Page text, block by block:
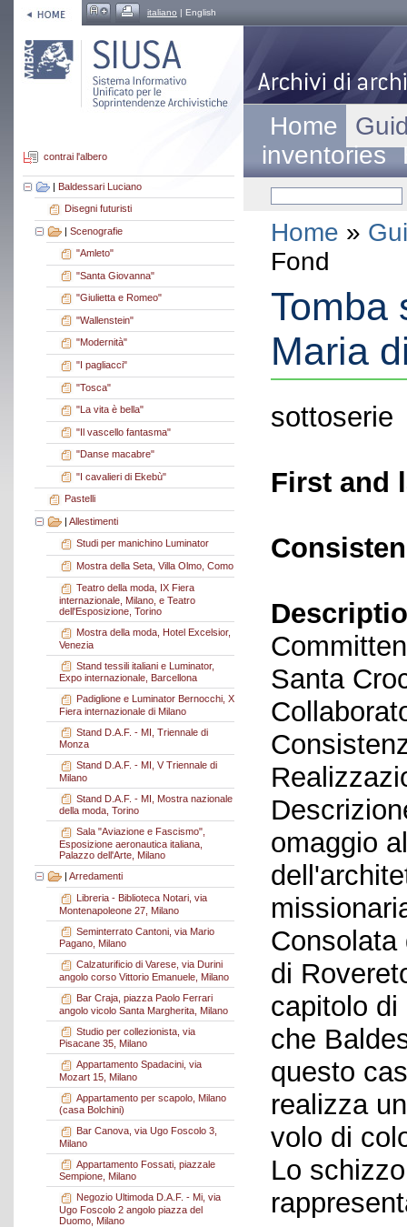
italiano | English
contrai l'albero
| Baldessari Luciano
Disegni futuristi
| Scenografie
"Amleto"
"Santa Giovanna"
"Giulietta e Romeo"
"Wallenstein"
"Modernità"
"I pagliacci"
"Tosca"
"La vita è bella"
"Il vascello fantasma"
"Danse macabre"
"I cavalieri di Ekebù"
Pastelli
| Allestimenti
Studi per manichino Luminator
Mostra della Seta, Villa Olmo, Como
Teatro della moda, IX Fiera
internazionale, Milano, e Teatro
dell'Esposizione, Torino
Mostra della moda, Hotel Excelsior,
Venezia
Stand tessili italiani e Luminator,
Expo internazionale, Barcellona
Padiglione e Luminator Bernocchi, X
Fiera internazionale di Milano
Stand D.A.F. - MI, Triennale di
Monza
Stand D.A.F. - MI, V Triennale di
Milano
Stand D.A.F. - MI, Mostra nazionale
della moda, Torino
Sala "Aviazione e Fascismo",
Esposizione aeronautica italiana,
Palazzo dell'Arte, Milano
| Arredamenti
Libreria - Biblioteca Notari, via
Montenapoleone 27, Milano
Seminterrato Cantoni, via Mario
Pagano, Milano
Calzaturificio di Varese, via Durini
angolo corso Vittorio Emanuele, Milano
Bar Craja, piazza Paolo Ferrari
angolo vicolo Santa Margherita, Milano
Studio per collezionista, via
Pisacane 35, Milano
Appartamento Spadacini, via
Mozart 15, Milano
Appartamento per scapolo, Milano
(casa Bolchini)
Bar Canova, via Ugo Foscolo 3,
Milano
Appartamento Fossati, piazzale
Sempione, Milano
Negozio Ultimoda D.A.F. - Mi, via
Ugo Foscolo 2 angolo piazza del
Duomo, Milano
Home
inventories
Home »
Fond
Tomba
Maria
sottoserie
First and
Santa
omaggio
Consolata
di
capitolo
che
questo
realizza
volo di
Lo